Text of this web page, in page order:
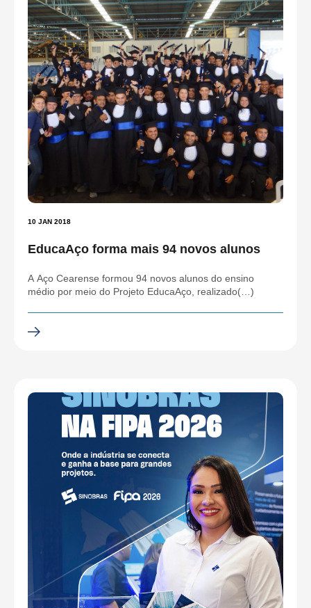
10 JAN 2018
EducaAço forma mais 94 novos alunos
A Aço Cearense formou 94 novos alunos do ensino
médio por meio do Projeto EducaAço, realizado(…)